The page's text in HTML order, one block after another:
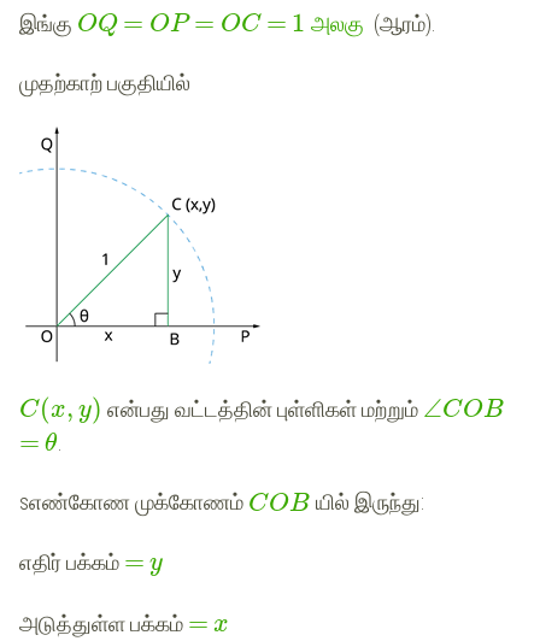
இங்கு OQ = OP = OC = 1 அலகு (ஆரம்).
முதற்காற் பகுதியில்
C(x, y) என்பது வட்டத்தின் புள்ளிகள் மற்றும் ∠COB
= θ.
sஎண்கோண முக்கோணம் COB யில் இருந்து:
எதிர் பக்கம் = y
அடுத்துள்ள பக்கம் = x